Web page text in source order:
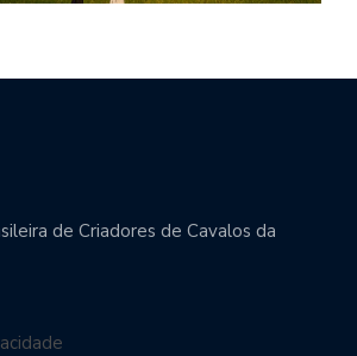
de Criadores de Cavalos da